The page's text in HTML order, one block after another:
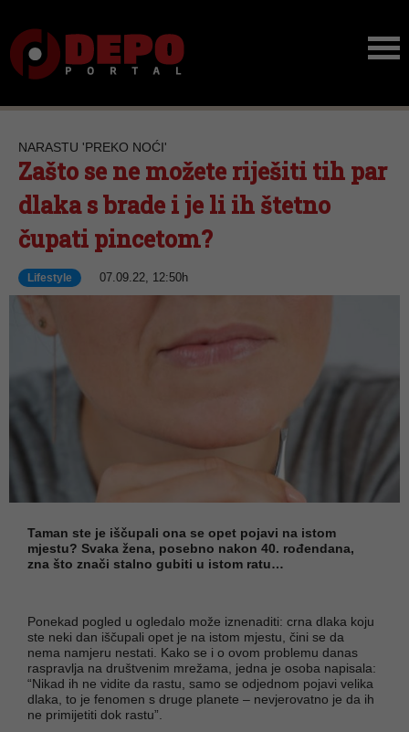
NARASTU 'PREKO NOĆI'
Zašto se ne možete riješiti tih par
dlaka s brade i je li ih štetno
čupati pincetom?
Lifestyle 07.09.22, 12:50h
Taman ste je iščupali ona se opet pojavi na istom
mjestu? Svaka žena, posebno nakon 40. rođendana,
zna što znači stalno gubiti u istom ratu…
Ponekad pogled u ogledalo može iznenaditi: crna dlaka koju
ste neki dan iščupali opet je na istom mjestu, čini se da
nema namjeru nestati. Kako se i o ovom problemu danas
raspravlja na društvenim mrežama, jedna je osoba napisala:
“Nikad ih ne vidite da rastu, samo se odjednom pojavi velika
dlaka, to je fenomen s druge planete – nevjerovatno je da ih
ne primijetiti dok rastu”.